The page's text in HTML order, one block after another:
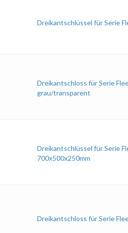
Dreikantschlüssel für Serie
Dreikantschloss für Serie
grau/transparent
Dreikantschlüssel für Serie
700x500x250mm
Dreikantschloss für Serie